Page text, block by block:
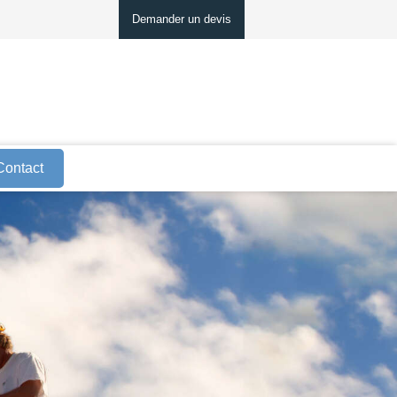
Demander un devis